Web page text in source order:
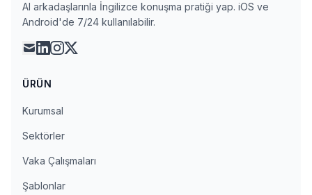
AI arkadaşlarınla İngilizce konuşma pratiği yap. iOS ve
Android'de 7/24 kullanılabilir.
maillinkedin
instagram
x
ÜRÜN
Kurumsal
Sektörler
Vaka Çalışmaları
Şablonlar